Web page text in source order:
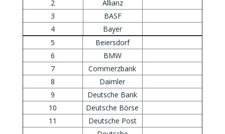
2
Allianz
3
BASF
4
Bayer
5
Beiersdorf
6
BMW
7
Commerzbank
8
Daimler
9
Deutsche Bank
10
Deutsche Börse
11
Deutsche Post